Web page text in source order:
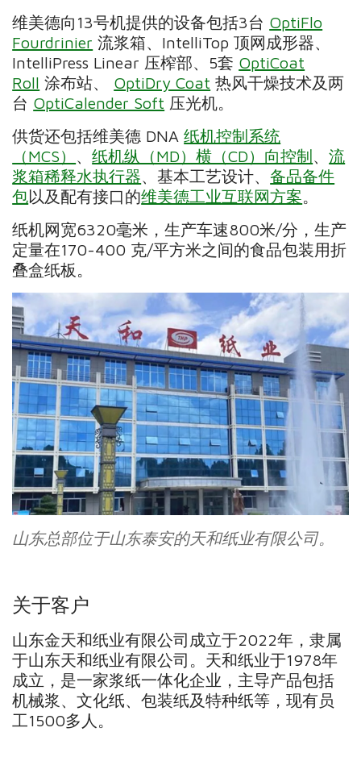
维美德向13号机提供的设备包括3台 OptiFlo
Fourdrinier 流浆箱、IntelliTop 顶网成形器、
IntelliPress Linear 压榨部、5套 OptiCoat
Roll 涂布站、 OptiDry Coat 热风干燥技术及两
台 OptiCalender Soft 压光机。
供货还包括维美德 DNA纸机控制系统
（MCS） 、纸机纵（MD）横（CD）向控制、流
浆箱稀释水执行器、基本工艺设计、备品备件
包以及配有接口的维美德工业互联网方案。
纸机网宽6320毫米，生产车速800米/分，生产
定量在170-400 克/平方米之间的食品包装用折
叠盒纸板。
山东总部位于山东泰安的天和纸业有限公司。
关于客户
山东金天和纸业有限公司成立于2022年，隶属
于山东天和纸业有限公司。天和纸业于1978年
成立，是一家浆纸一体化企业，主导产品包括
机械浆、文化纸、包装纸及特种纸等，现有员
工1500多人。